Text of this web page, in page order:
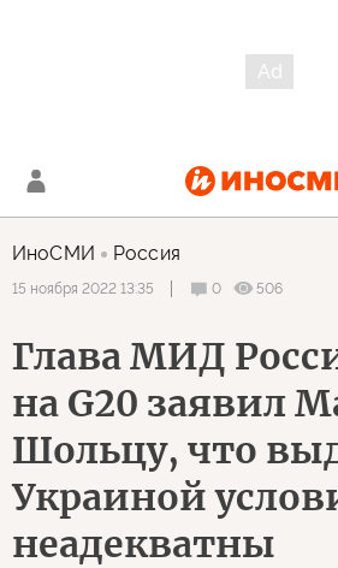
ИноСМИ Россия
15 ноября 2022 13:35 0 506
Глава МИД
на G20 заявил
Шольцу, что
Украиной
неадекватны